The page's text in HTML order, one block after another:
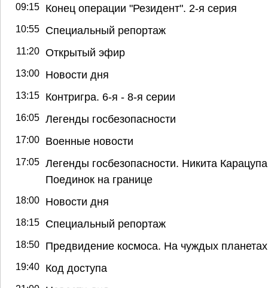
09:15 Конец операции "Резидент". 2-я серия
10:55 Специальный репортаж
11:20 Открытый эфир
13:00 Новости дня
13:15 Контригра. 6-я - 8-я серии
16:05 Легенды госбезопасности
17:00 Военные новости
17:05 Легенды госбезопасности. Никита
Поединок на границе
18:00 Новости дня
18:15 Специальный репортаж
18:50 Предвидение космоса. На чуждых планетах
19:40 Код доступа